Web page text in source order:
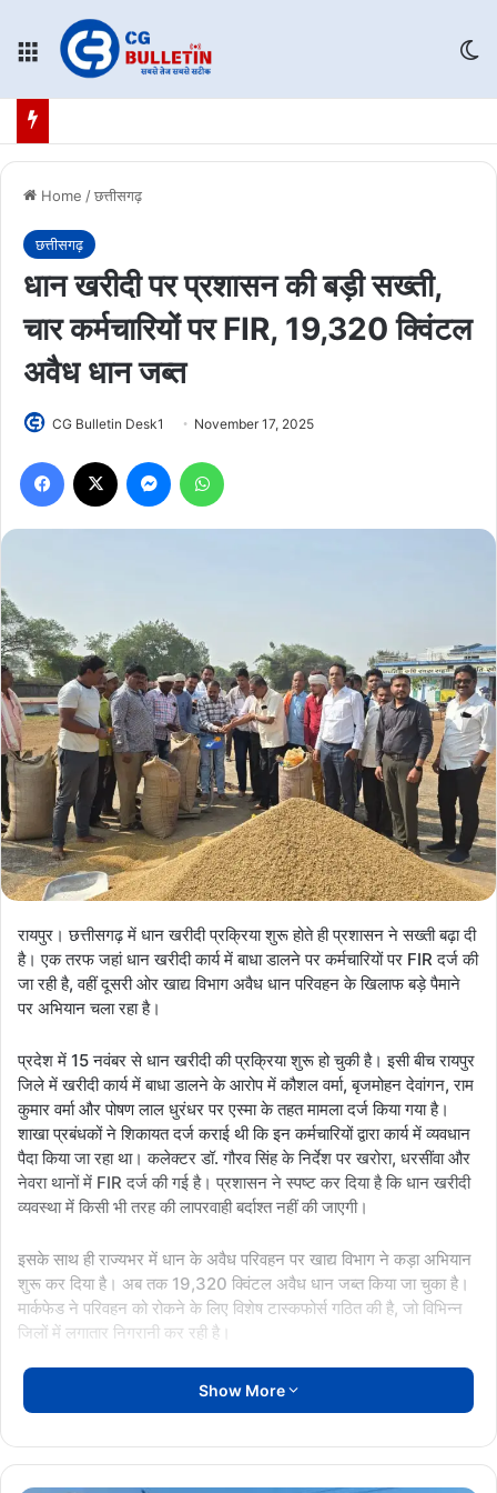
Menu
Home /छत्तीसगढ़
छत्तीसगढ़
धान खरीदी पर प्रशासन की बड़ी सख्ती,
चार कर्मचारियों पर FIR, 19,320 क्विंटल
अवैध धान जब्त
CG Bulletin Desk1 November 17, 2025
Facebook Messenger
रायपुर। छत्तीसगढ़ में धान खरीदी प्रक्रिया शुरू होते ही प्रशासन ने सख्ती बढ़ा दी
है। एक तरफ जहां धान खरीदी कार्य में बाधा डालने पर कर्मचारियों पर FIR दर्ज की
जा रही है, वहीं दूसरी ओर खाद्य विभाग अवैध धान परिवहन के खिलाफ बड़े पैमाने
पर अभियान चला रहा है।
प्रदेश में 15 नवंबर से धान खरीदी की प्रक्रिया शुरू हो चुकी है। इसी बीच रायपुर
जिले में खरीदी कार्य में बाधा डालने के आरोप में कौशल वर्मा, बृजमोहन देवांगन, राम
कुमार वर्मा और पोषण लाल धुरंधर पर एस्मा के तहत मामला दर्ज किया गया है।
शाखा प्रबंधकों ने शिकायत दर्ज कराई थी कि इन कर्मचारियों द्वारा कार्य में व्यवधान
पैदा किया जा रहा था। कलेक्टर डॉ. गौरव सिंह के निर्देश पर खरोरा, धरसींवा और
नेवरा थानों में FIR दर्ज की गई है। प्रशासन ने स्पष्ट कर दिया है कि धान खरीदी
व्यवस्था में किसी भी तरह की लापरवाही बर्दाश्त नहीं की जाएगी।
इसके साथ ही राज्यभर में धान के अवैध परिवहन पर खाद्य विभाग ने कड़ा अभियान
शुरू कर दिया है। अब तक 19,320 क्विंटल अवैध धान जब्त किया जा चुका है।
मार्कफेड ने परिवहन को रोकने के लिए विशेष टास्कफोर्स गठित की है, जो विभिन्न
जिलों में लगातार निगरानी कर रही है।
Show More